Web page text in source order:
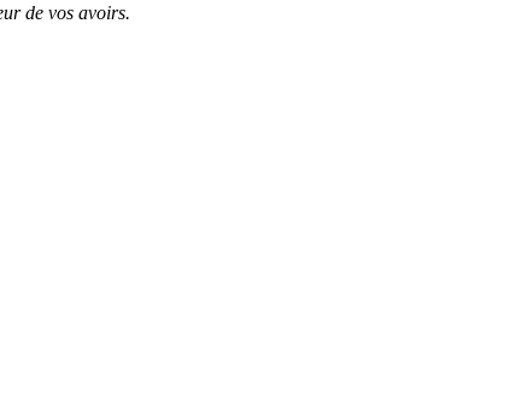
de vos avoirs.